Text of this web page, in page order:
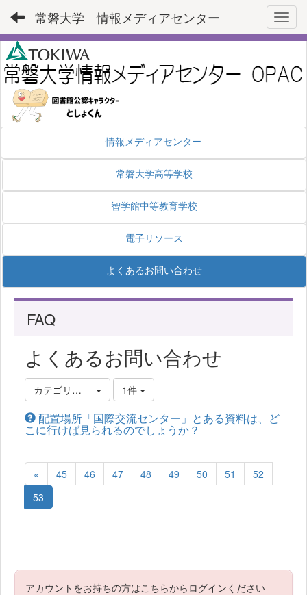
常磐大学 情報メディアセンター
情報メディアセンター
常磐大学高等学校
智学館中等教育学校
電子リソース
よくあるお問い合わせ
FAQ
よくあるお問い合わせ
カテゴリ選択 1件
配置場所「国際交流センター」とある資料は、ど
こに行けば見られるのでしょうか？
« 45 46 47 48 49 50 51
52
53
アカウントをお持ちの方はこちらからログインください